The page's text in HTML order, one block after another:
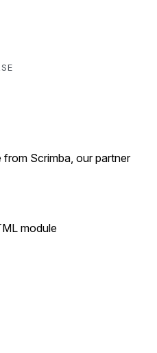
Scrimba, our partner
module